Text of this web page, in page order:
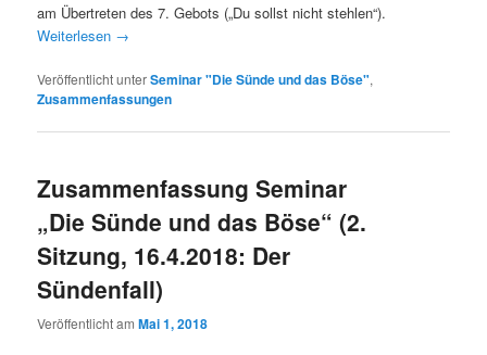
am Übertreten des 7. Gebots („Du sollst nicht stehlen“).
Weiterlesen →
Veröffentlicht unterSeminar "Die Sünde und das Böse",
Zusammenfassungen
Zusammenfassung Seminar
„Die Sünde und das Böse“ (2.
Sitzung, 16.4.2018: Der
Sündenfall)
Veröffentlicht amMai 1, 2018